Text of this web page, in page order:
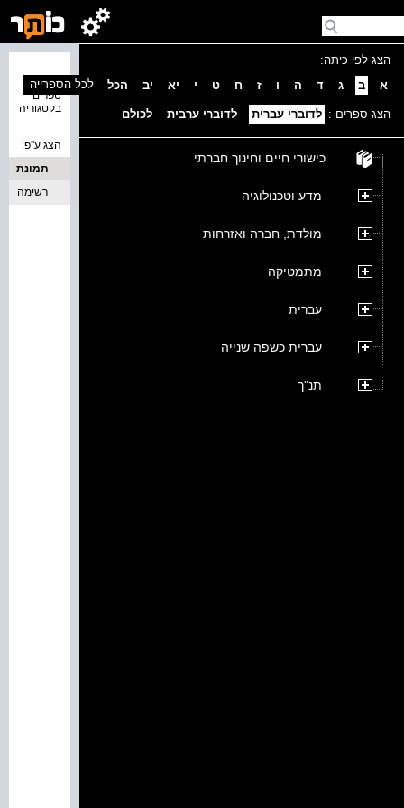
הצג לפי כיתה:
א
ב ג ד ה ו ז ח ט י יא יב הכל
הצג ספרים : לדוברי עברית לדוברי ערבית לכולם
כישורי חיים וחינוך חברתי
מדע וטכנולוגיה
מולדת, חברה ואזרחות
מתמטיקה
עברית
עברית כשפה שנייה
תנ"ך
ספרים
בקטגוריה
לכל הספרייה
הצג ע''פ:
תמונת
כריכה
רשימה